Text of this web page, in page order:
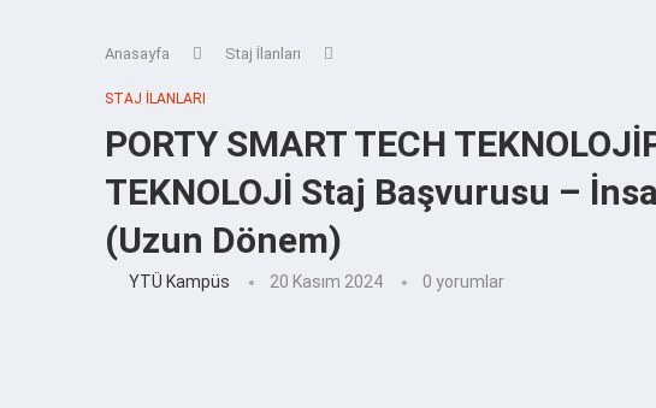
Anasayfa Staj İlanları
STAJ İLANLARI
PORTY SMART TECH
TEKNOLOJİ Staj Başvurusu –
(Uzun Dönem)
YTÜ Kampüs 20 Kasım 2024 0 yorumlar